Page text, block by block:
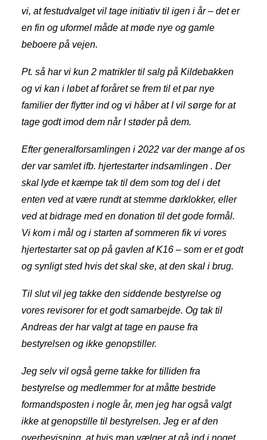
vi, at festudvalget vil tage initiativ til igen i år – det er
en fin og uformel måde at møde nye og gamle
beboere på vejen.
Pt. så har vi kun 2 matrikler til salg på Kildebakken
og vi kan i løbet af foråret se frem til et par nye
familier der flytter ind og vi håber at I vil sørge for at
tage godt imod dem når I støder på dem.
Efter generalforsamlingen i 2022 var der mange af os
der var samlet ifb. hjertestarter indsamlingen . Der
skal lyde et kæmpe tak til dem som tog del i det
enten ved at være rundt at stemme dørklokker, eller
ved at bidrage med en donation til det gode formål.
Vi kom i mål og i starten af sommeren fik vi vores
hjertestarter sat op på gavlen af K16 – som er et godt
og synligt sted hvis det skal ske, at den skal i brug.
Til slut vil jeg takke den siddende bestyrelse og
vores revisorer for et godt samarbejde. Og tak til
Andreas der har valgt at tage en pause fra
bestyrelsen og ikke genopstiller.
Jeg selv vil også gerne takke for tilliden fra
bestyrelse og medlemmer for at måtte bestride
formandsposten i nogle år, men jeg har også valgt
ikke at genopstille til bestyrelsen. Jeg er af den
overbevisning, at hvis man vælger at gå ind i noget